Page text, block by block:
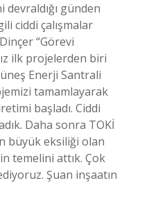
devraldığı günden
ciddi çalışmalar
“Görevi
ilk projelerden biri
Enerji Santrali
tamamlayarak
başladı. Ciddi
Daha sonra TOKİ
büyük eksiliği olan
temelini attık. Çok
Şuan inşaatın